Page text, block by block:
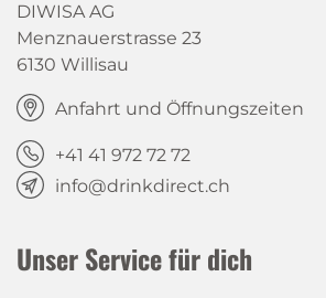
DIWISA AG
Menznauerstrasse 23
6130 Willisau
Anfahrt und Öffnungszeiten
+41 41 972 72 72
info@drinkdirect.ch
Unser Service für dich